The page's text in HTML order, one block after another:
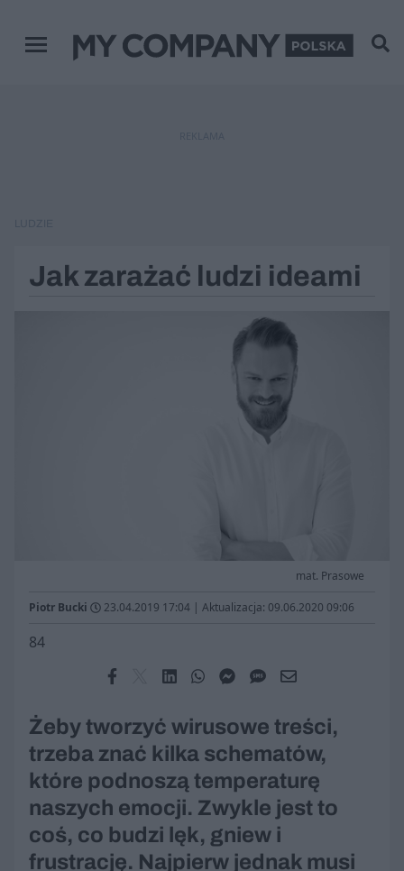
Menu główne
Jak zarażać ludzi ideami
mat. Prasowe
Piotr Bucki 23.04.2019 17:04 | Aktualizacja: 09.06.2020 09:06
84
Żeby tworzyć wirusowe treści,
trzeba znać kilka schematów,
które podnoszą temperaturę
naszych emocji. Zwykle jest to
coś, co budzi lęk, gniew i
frustrację. Najpierw jednak musi